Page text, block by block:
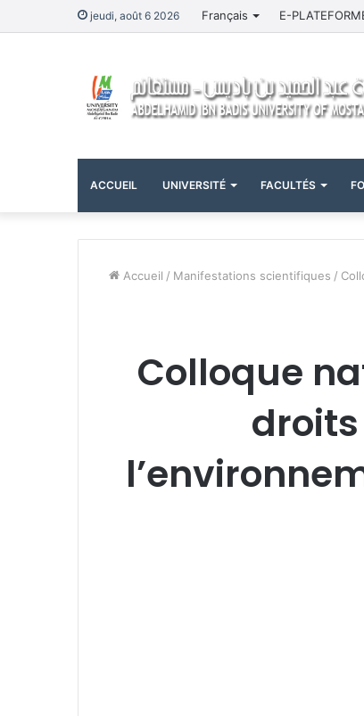
jeudi, août 6 2026 Français E-
ACCUEIL UNIVERSITÉ FACULTÉS
Accueil / Manifestations scientifiques /
Colloque